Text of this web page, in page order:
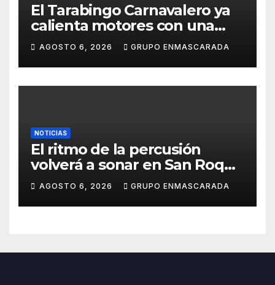
El Tarabingo Carnavalero ya
calienta motores con una
nueva edición cargada de
sorpresas
AGOSTO 6, 2026 GRUPO ENMASCARADA
NOTICIAS
El ritmo de la percusión
volverá a sonar en San Roque
con un taller abierto a todos
los públicos
AGOSTO 6, 2026 GRUPO ENMASCARADA